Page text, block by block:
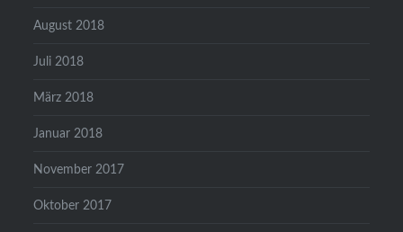
August 2018
Juli 2018
März 2018
Januar 2018
November 2017
Oktober 2017